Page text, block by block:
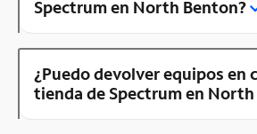
Spectrum en North Benton?
¿Puedo devolver equipos en
tienda de Spectrum en